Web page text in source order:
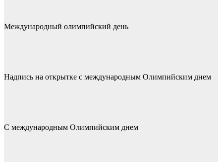
Международный олимпийский день
Надпись на открытке с международным Олимпийским днем
С международным Олимпийским днем